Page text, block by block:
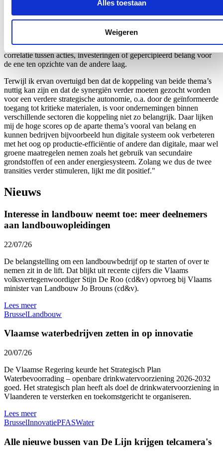
Alles toestaan
Weigeren
interviews afgenomen). Digitalisering en duurzaamheid worden
door de ondernemingen als zeer belangrijk beschouwd (ze krijgen
beide een score van 7,8 op 10). Hoewel zowel digitalisering als
duurzaamheid belangrijke aanjagers voor actie zijn, is de onderlinge
correlatie tussen acties, investeringen of gepercipieerd belang voor
de ene ten opzichte van de andere laag.
Terwijl ik ervan overtuigd ben dat de koppeling van beide thema’s
nuttig kan zijn en dat de synergiën verder moeten gezocht worden
voor een verdere strategische autonomie, o.a. door de geïnformeerde
toegang tot kritieke materialen, is voor ondernemingen binnen
verschillende sectoren die koppeling niet zo belangrijk. Daar lijken
mij de hoge scores op de aparte thema’s vooral van belang en
kunnen bedrijven bijvoorbeeld hun digitale systeem ook verbeteren
met het oog op productie-efficiëntie of andere dan digitale, maar wel
groene maatregelen nemen zoals het gebruik van secundaire
grondstoffen of een ander energiesysteem. Zolang we dus de twee
transities verder stimuleren, lijkt me dit positief."
Nieuws
Interesse in landbouw neemt toe: meer deelnemers
aan landbouwopleidingen
22/07/26
De belangstelling om een landbouwbedrijf op te starten of over te
nemen zit in de lift. Dat blijkt uit recente cijfers die Vlaams
volksvertegenwoordiger Stijn De Roo (cd&v) opvroeg bij Vlaams
minister van Landbouw Jo Brouns (cd&v).
Lees meer
BrusselLandbouw
Vlaamse waterbedrijven zetten in op innovatie
20/07/26
De Vlaamse Regering keurde het Strategisch Plan
Waterbevoorrading – openbare drinkwatervoorziening 2026-2032
goed. Het strategisch plan heeft als doel de drinkwatervoorziening in
Vlaanderen te versterken en toekomstgericht te organiseren.
Lees meer
BrusselInnovatiePFASWater
Alle nieuwe bussen van De Lijn krijgen telcamera's